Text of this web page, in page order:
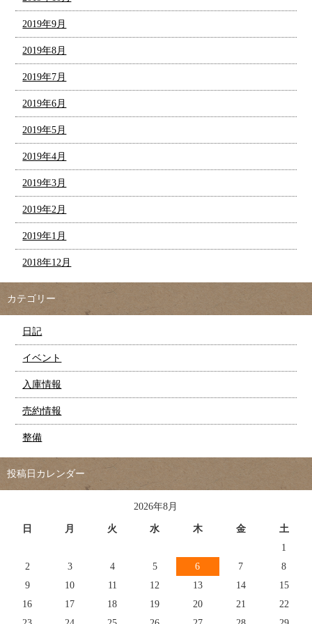
2019年9月
2019年8月
2019年7月
2019年6月
2019年5月
2019年4月
2019年3月
2019年2月
2019年1月
2018年12月
カテゴリー
日記
イベント
入庫情報
売約情報
整備
投稿日カレンダー
2026年8月
日 月 火 水 木 金
土
1
2
3 4 5 6 7
8
9
10 11 12 13 14
15
16
17 18 19 20 21
22